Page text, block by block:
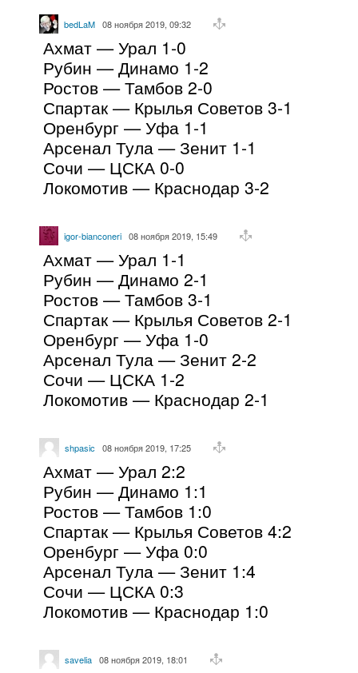
bedLaM 08 ноября 2019, 09:32
Ахмат — Урал 1-0
Рубин — Динамо 1-2
Ростов — Тамбов 2-0
Спартак — Крылья Советов 3-1
Оренбург — Уфа 1-1
Арсенал Тула — Зенит 1-1
Сочи — ЦСКА 0-0
Локомотив — Краснодар 3-2
igor-bianconeri 08 ноября 2019, 15:49
Ахмат — Урал 1-1
Рубин — Динамо 2-1
Ростов — Тамбов 3-1
Спартак — Крылья Советов 2-1
Оренбург — Уфа 1-0
Арсенал Тула — Зенит 2-2
Сочи — ЦСКА 1-2
Локомотив — Краснодар 2-1
shpasic 08 ноября 2019, 17:25
Ахмат — Урал 2:2
Рубин — Динамо 1:1
Ростов — Тамбов 1:0
Спартак — Крылья Советов 4:2
Оренбург — Уфа 0:0
Арсенал Тула — Зенит 1:4
Сочи — ЦСКА 0:3
Локомотив — Краснодар 1:0
savelia 08 ноября 2019, 18:01